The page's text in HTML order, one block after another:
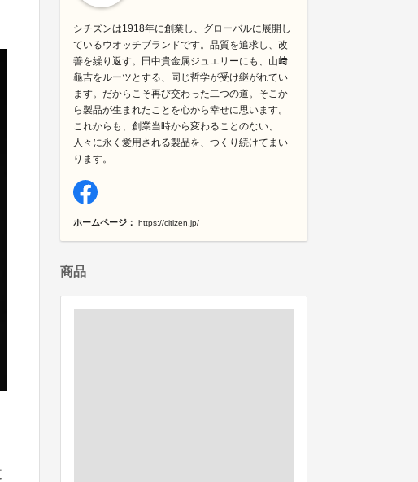
シチズンは1918年に創業し、グローバルに展開し
ているウオッチブランドです。品質を追求し、改
善を繰り返す。田中貴金属ジュエリーにも、山﨑
龜吉をルーツとする、同じ哲学が受け継がれてい
ます。だからこそ再び交わった二つの道。そこか
ら製品が生まれたことを心から幸せに思います。
これからも、創業当時から変わることのない、
人々に永く愛用される製品を、つくり続けてまい
ります。
ホームページ： https://citizen.jp/
商品